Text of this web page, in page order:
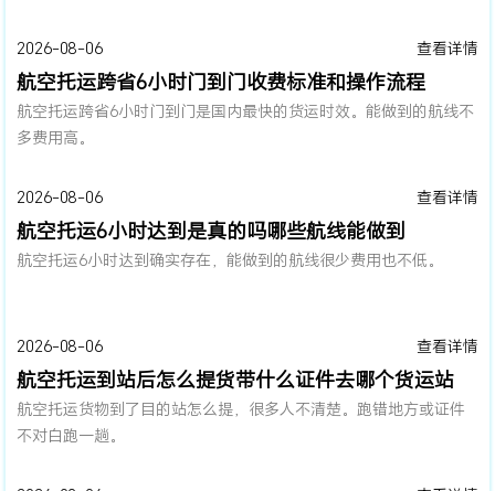
2026-08-06 查看详情
航空托运跨省6小时门到门收费标准和操作流程
航空托运跨省6小时门到门是国内最快的货运时效。能做到的航线不
多费用高。
2026-08-06 查看详情
航空托运6小时达到是真的吗哪些航线能做到
航空托运6小时达到确实存在，能做到的航线很少费用也不低。
2026-08-06 查看详情
航空托运到站后怎么提货带什么证件去哪个货运站
航空托运货物到了目的站怎么提，很多人不清楚。跑错地方或证件
不对白跑一趟。